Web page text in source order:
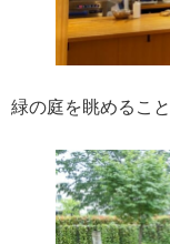
緑の庭を眺めるこ